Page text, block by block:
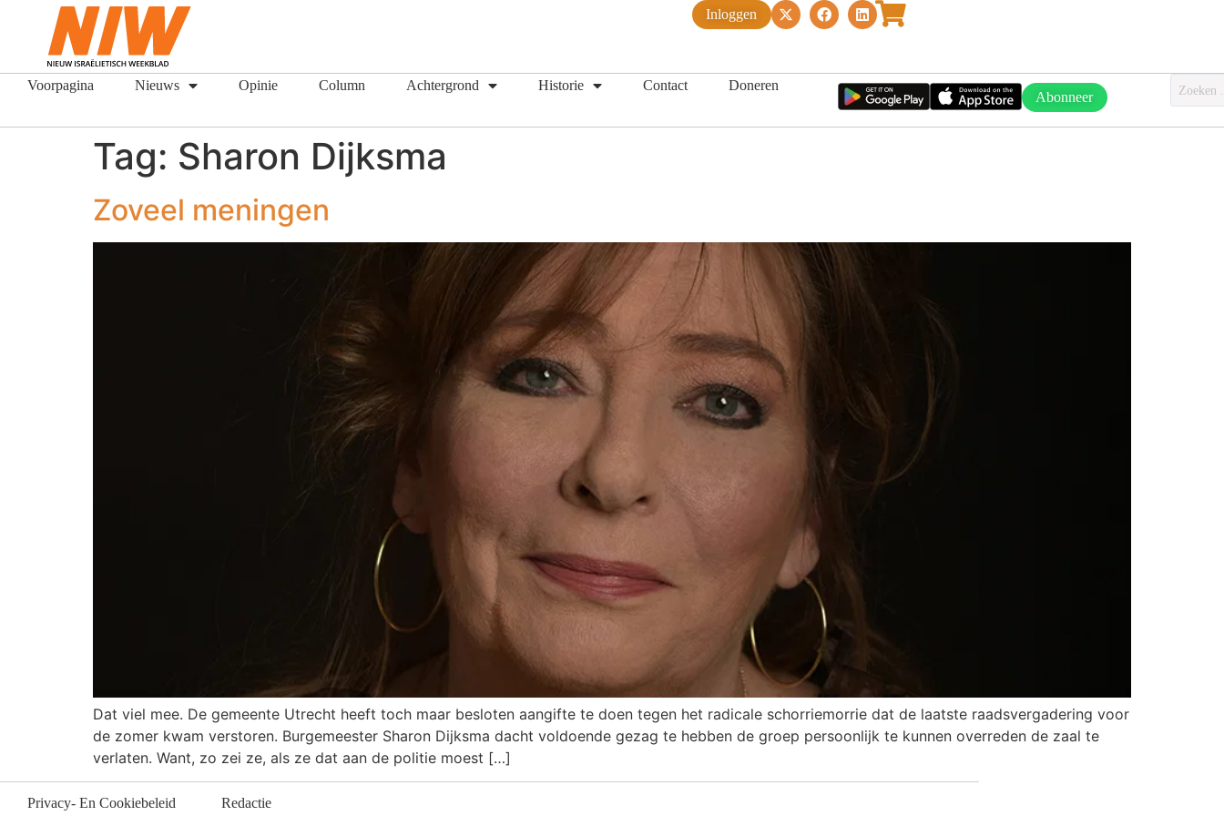
Inloggen
Voorpagina Nieuws Opinie Column Achtergrond Historie Contact Doneren
Abonneer
Tag: Sharon Dijksma
Zoveel meningen
Dat viel mee. De gemeente Utrecht heeft toch maar besloten aangifte te doen tegen het radicale schorriemorrie dat de laatste raadsvergadering voor
de zomer kwam verstoren. Burgemeester Sharon Dijksma dacht voldoende gezag te hebben de groep persoonlijk te kunnen overreden de zaal te
verlaten. Want, zo zei ze, als ze dat aan de politie moest […]
Privacy- En Cookiebeleid Redactie